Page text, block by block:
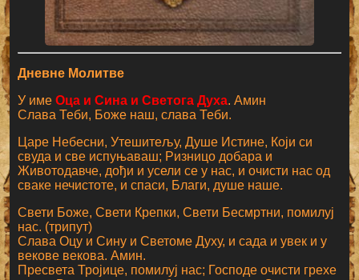
Дневне Молитве
У имеОца и Сина и Светога Духа. Амин
Слава Теби, Боже наш, слава Теби.
Царе Небесни, Утешитељу, Душе Истине, Који си
свуда и све испуњаваш; Ризницо добара и
Животодавче, дођи и усели се у нас, и очисти нас од
сваке нечистоте, и спаси, Благи, душе наше.
Свети Боже, Свети Крепки, Свети Бесмртни, помилуј
нас. (трипут)
Слава Оцу и Сину и Светоме Духу, и сада и увек и у
векове векова. Амин.
Пресвета Тројице, помилуј нас; Господе очисти грехе